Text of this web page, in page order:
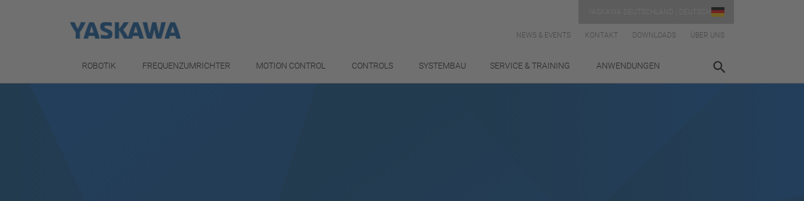
NEWS & EVENTS KONTAKT DOWNLOADS ÜBER UNS
ROBOTIK FREQUENZUMRICHTER MOTION CONTROL CONTROLS SYSTEMBAU SERVICE & TRAINING ANWENDUNGEN